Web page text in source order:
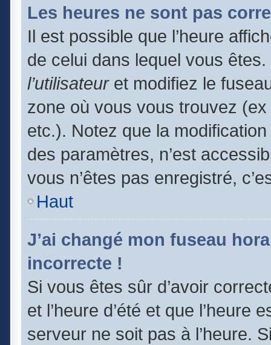
Les heures ne sont pas
Il est possible que l’heure
de celui dans lequel vous
l’utilisateuret modifiez le
zone où vous vous trouvez
etc.). Notez que la
des paramètres, n’est
vous n’êtes pas enregistré,
Haut
J’ai changé mon fuseau
incorrecte !
Si vous êtes sûr d’avoir
et l’heure d’été et que
serveur ne soit pas à l’heure.